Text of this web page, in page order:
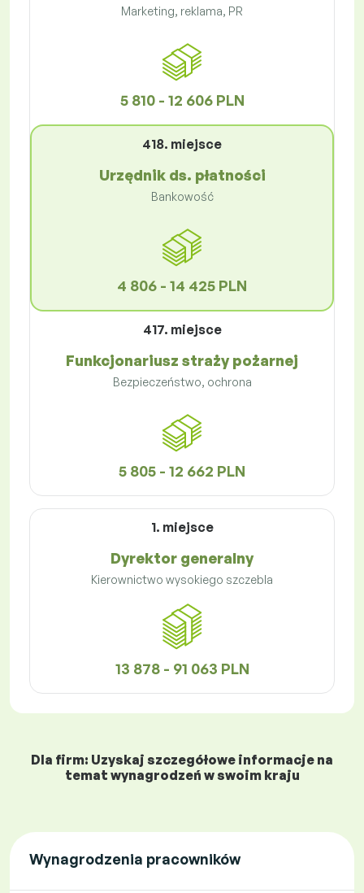
Marketing, reklama, PR
5 810 - 12 606 PLN
418. miejsce
Urzędnik ds. płatności
Bankowość
4 806 - 14 425 PLN
417. miejsce
Funkcjonariusz straży pożarnej
Bezpieczeństwo, ochrona
5 805 - 12 662 PLN
1. miejsce
Dyrektor generalny
Kierownictwo wysokiego szczebla
13 878 - 91 063 PLN
Dla firm: Uzyskaj szczegółowe informacje na
temat wynagrodzeń w swoim kraju
Wynagrodzenia pracowników